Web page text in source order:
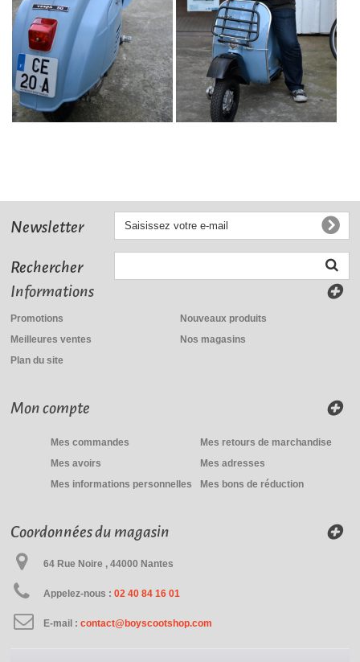
Newsletter
Rechercher
Informations
Promotions
Nouveaux produits
Meilleures ventes
Nos magasins
Plan du site
Mon compte
Mes commandes
Mes retours de marchandise
Mes avoirs
Mes adresses
Mes informations personnelles
Mes bons de réduction
Coordonnées du magasin
64 Rue Noire , 44000 Nantes
Appelez-nous :02 40 84 16 01
E-mail :contact@boyscootshop.com